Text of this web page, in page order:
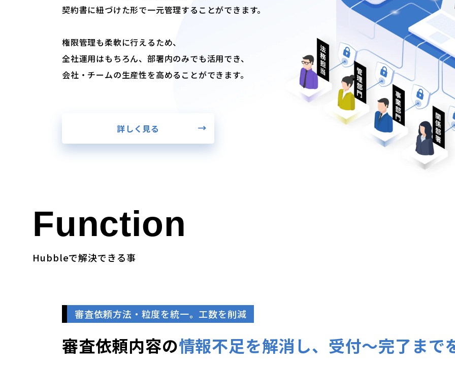
契約書に紐づけた形で一元管理することができます。
権限管理も柔軟に行えるため、
全社運用はもちろん、部署内のみでも活用でき、
会社・チームの生産性を高めることができます。
詳しく見る
Function
Hubbleで解決できる事
審査依頼方法・粒度を統一。工数を削減
審査依頼内容の情報不足を解消し、受付〜完了まで